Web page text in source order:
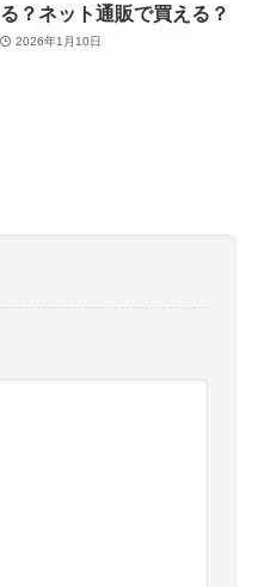
る？ネット通販で買える？
2026年1月10日